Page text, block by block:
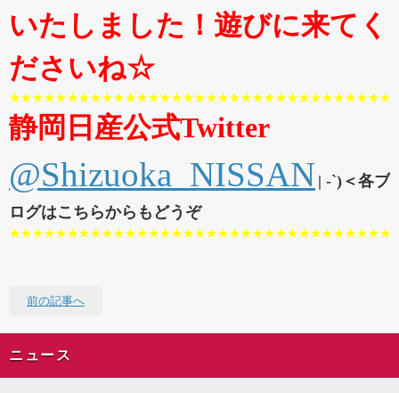
いたしました！遊びに来てく
ださいね☆
静岡日産公式Twitter
@Shizuoka_NISSAN | -`)＜各ブ
ログはこちらからもどうぞ
前の記事へ
ニュース